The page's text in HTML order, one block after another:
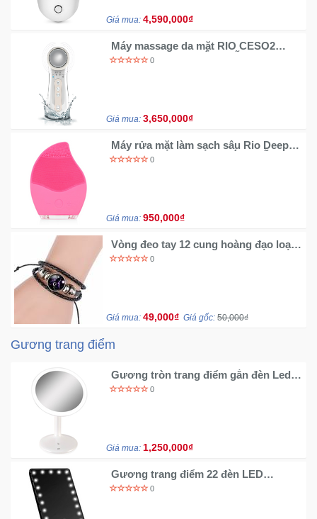
Giá mua: 4,590,000₫
Máy massage da mặt RIO CESO2
nhập khẩu Anh CHÍNH HÃNG
0
Giá mua: 3,650,000₫
Máy rửa mặt làm sạch sâu Rio Deep
Skin Cleanser FADC [CHÍNH HÃNG]
0
Giá mua: 950,000₫
Vòng đeo tay 12 cung hoàng đạo loại
1
0
Giá mua: 49,000₫ Giá gốc: 50,000₫
Gương trang điểm
Gương tròn trang điểm gắn đèn Led
Rio MMTS
0
Giá mua: 1,250,000₫
Gương trang điểm 22 đèn LED
TXA7560